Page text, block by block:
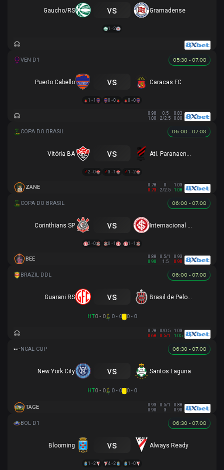
Gaucho/RS vs Gramadense
1 - 2
05:30 - 07.08
Puerto Cabello vs Caracas FC
1 - 1 0 - 0 0 - 0
0.98 0.5
0.83
1.00
2/2.5 0.80
06:00 - 07.08
Vitória BA vs
2 - 0 3 - 1 1 - 2
ZANE 0.78 0
1.03
0.73
2/2.5 1.08
06:00 - 07.08
Corinthians SP vs
2 - 0 0 - 1 1 - 1
BEE 0.88 0.5/1
0.93
0.90
1.5 0.90
06:00 - 07.08
Guarani RS vs Brasil de Pelotas
HT0 - 0 0 - 0 0 - 0
0.78 0/0.5
1.03
0.68
0.5/1 1.05
06:30 - 07.08
New York City vs Santos Laguna
HT0 - 0 0 - 0 0 - 0
TAGE 0.93 0.5/1
0.88
0.90
3 0.90
06:30 - 07.08
Blooming vs Always Ready
1 - 2 4 - 2 1 - 0